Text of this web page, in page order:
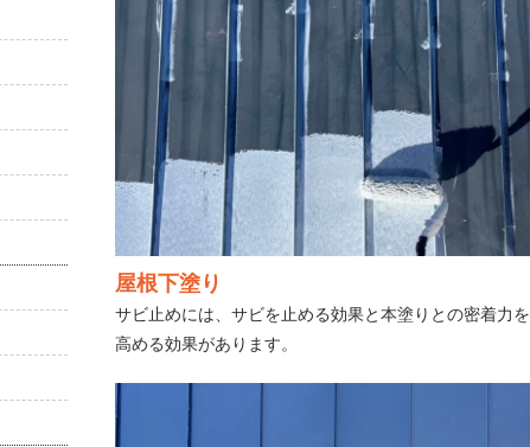
屋根下塗り
サビ止めには、サビを止める効果と本塗りとの密着力を
高める効果があります。